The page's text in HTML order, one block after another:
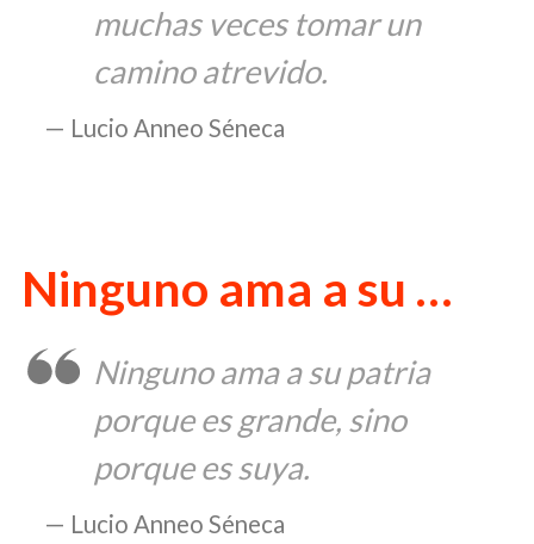
Lucio Anneo Séneca
muchas veces tomar un
camino atrevido.
Ninguno ama a su …
Lucio Anneo Séneca
Ninguno ama a su patria
porque es grande, sino
porque es suya.